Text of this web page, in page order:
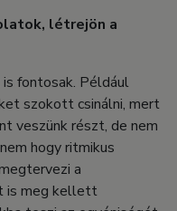
létrejön a
is fontosak. Például
szokott csinálni, mert
veszünk részt, de nem
hogy ritmikus
a
is meg kellett